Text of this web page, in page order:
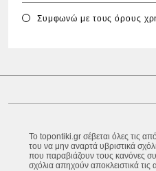
Συμφωνώ με τουςόρους
Το topontiki.gr σέβεται όλες τις
του να μην αναρτά υβριστικά
που παραβιάζουν τους κανόνες
σχόλια απηχούν αποκλειστικά